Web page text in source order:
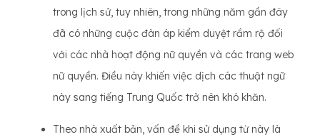
trong lịch sử, tuy nhiên, trong những năm gần đây
đã có những cuộc đàn áp kiểm duyệt rầm rộ đối
với các nhà hoạt động nữ quyền và các trang web
nữ quyền. Điều này khiến việc dịch các thuật ngữ
này sang tiếng Trung Quốc trở nên khó khăn.
Theo nhà xuất bản, vấn đề khi sử dụng từ này là